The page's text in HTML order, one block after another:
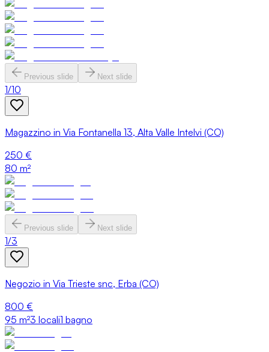
Previous slide Next slide
1/10
Magazzino in Via Fontanella 13, Alta Valle Intelvi (CO)
250 €
80 m²
Previous slide Next slide
1/3
Negozio in Via Trieste snc, Erba (CO)
800 €
95 m²3 locali1 bagno